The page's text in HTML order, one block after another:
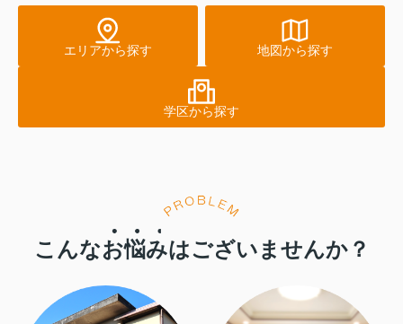
エリアから探す 地図から探す
学区から探す
こんなお悩みはございませんか？